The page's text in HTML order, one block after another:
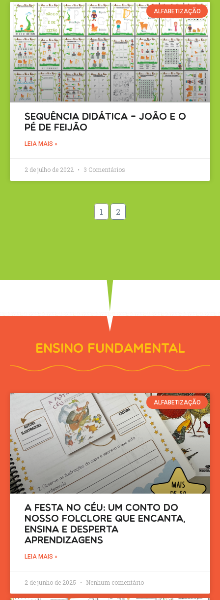
ALFABETIZAÇÃO
Sequência Didática – João e o
pé de feijão
LEIA MAIS »
2 de julho de 2022 3 Comentários
1 2
Ensino Fundamental
ALFABETIZAÇÃO
A Festa no Céu: um conto do
nosso folclore que encanta,
ensina e desperta
aprendizagens
LEIA MAIS »
2 de junho de 2025 Nenhum comentário